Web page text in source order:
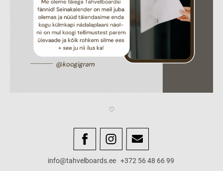
♡
info@tahvelboards.ee +372 56 48 66 99